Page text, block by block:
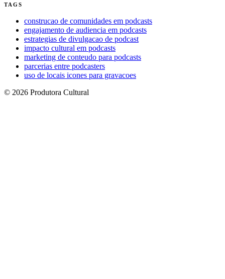
TAGS
construcao de comunidades em podcasts
engajamento de audiencia em podcasts
estrategias de divulgacao de podcast
impacto cultural em podcasts
marketing de conteudo para podcasts
parcerias entre podcasters
uso de locais icones para gravacoes
© 2026 Produtora Cultural